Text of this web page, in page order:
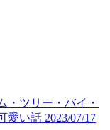
・ツリー・バイ・
愛い話 2023/07/17